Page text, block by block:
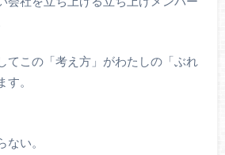
てこの「考え方」がわたしの「ぶれ
。
い。